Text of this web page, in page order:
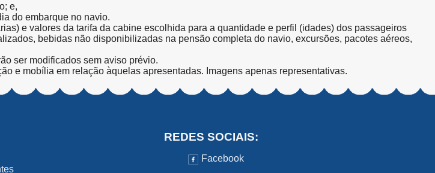
e,
do embarque no navio.
e valores da tarifa da cabine escolhida para a quantidade e perfil (idades) dos passageiros
bebidas não disponibilizadas na pensão completa do navio, excursões, pacotes aéreos,
ser modificados sem aviso prévio.
e mobília em relação àquelas apresentadas. Imagens apenas representativas.
REDES SOCIAIS:
Facebook